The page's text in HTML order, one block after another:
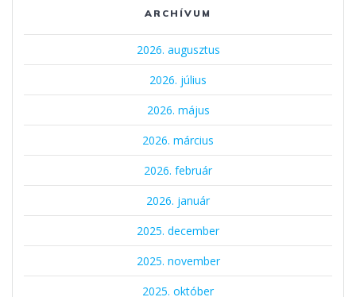
ARCHÍVUM
2026. augusztus
2026. július
2026. május
2026. március
2026. február
2026. január
2025. december
2025. november
2025. október